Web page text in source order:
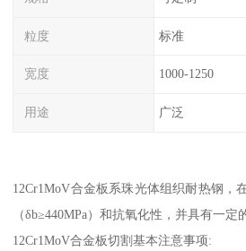
粒度 标准
宽度 1000-1250
用途 广泛
12Cr1MoV合金板系珠光体组织耐热钢，
（δb≥440MPa）和抗氧化性，并具有一定
12Cr1MoV合金板切割基本注意事项: